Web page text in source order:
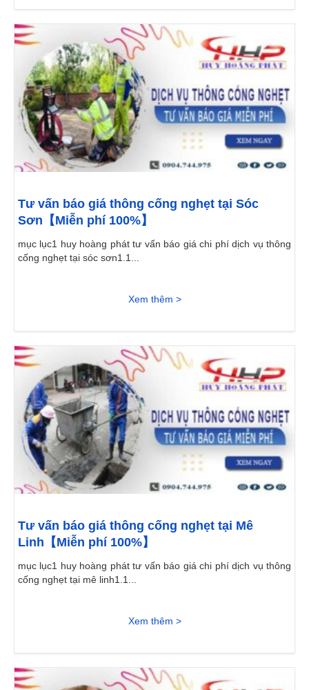
Tư vấn báo giá thông cống nghẹt tại Sóc
Sơn【Miễn phí 100%】
mục lục1 huy hoàng phát tư vấn báo giá chi phí dịch vụ thông
cống nghẹt tại sóc sơn1.1...
Xem thêm >
Tư vấn báo giá thông cống nghẹt tại Mê
Linh【Miễn phí 100%】
mục lục1 huy hoàng phát tư vấn báo giá chi phí dịch vụ thông
cống nghẹt tại mê linh1.1...
Xem thêm >